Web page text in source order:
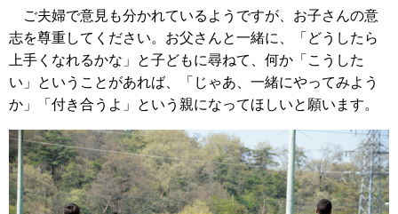
ご夫婦で意見も分かれているようですが、お子さんの意
志を尊重してください。お父さんと一緒に、「どうしたら
上手くなれるかな」と子どもに尋ねて、何か「こうした
い」ということがあれば、「じゃあ、一緒にやってみよう
か」「付き合うよ」という親になってほしいと願います。